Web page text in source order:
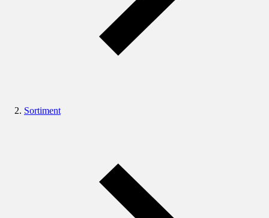
Sortiment